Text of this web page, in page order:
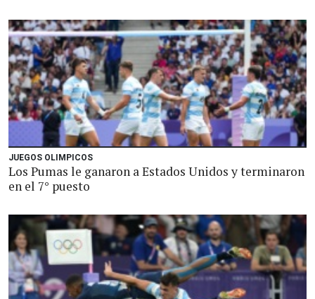
JUEGOS OLIMPICOS
Los Pumas le ganaron a Estados Unidos y terminaron
en el 7° puesto